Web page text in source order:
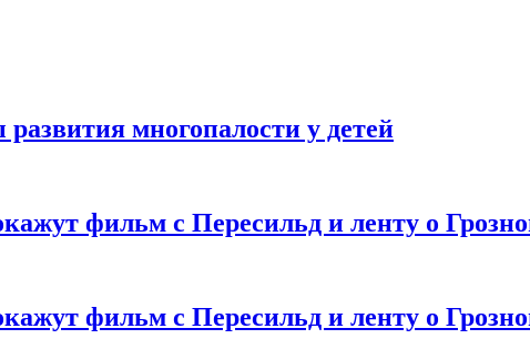
многопалости у детей
фильм с Пересильд и ленту о
фильм с Пересильд и ленту о